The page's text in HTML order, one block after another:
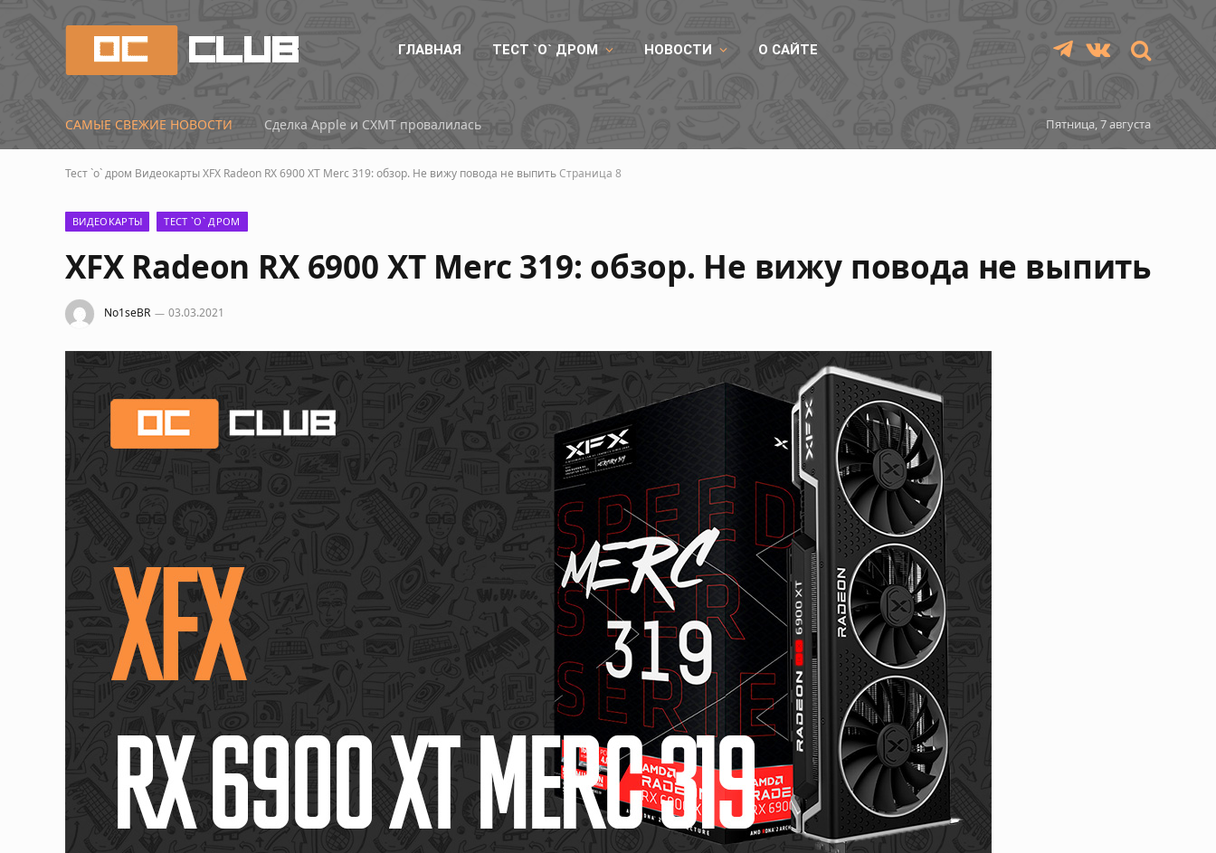
ГЛАВНАЯ ТЕСТ `О` ДРОМ НОВОСТИ О САЙТЕ TelegramVKontakte
САМЫЕ СВЕЖИЕ НОВОСТИ Сделка Apple и CXMT провалилась Пятница, 7 августа
Тест `о` дром ВидеокартыXFX Radeon RX 6900 XT Merc 319: обзор. Не вижу повода не выпитьСтраница 8
ВИДЕОКАРТЫ ТЕСТ `О` ДРОМ
XFX Radeon RX 6900 XT Merc 319: обзор. Не вижу повода не выпить
No1seBR 03.03.2021